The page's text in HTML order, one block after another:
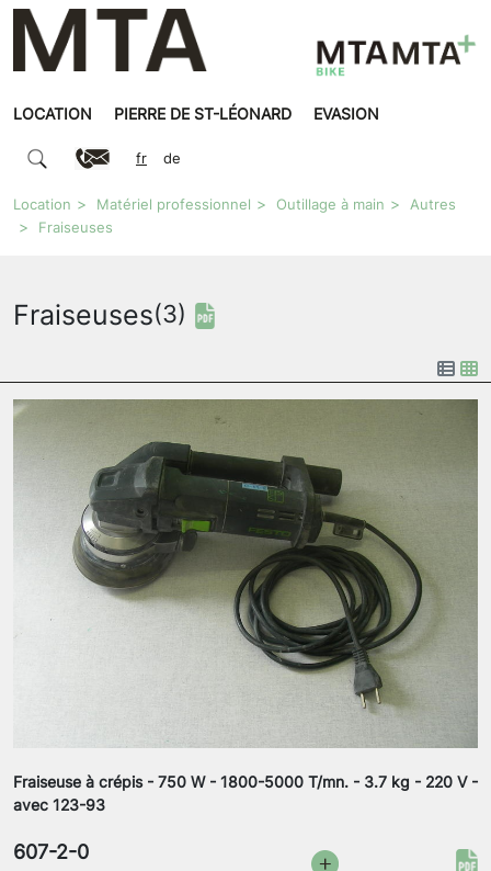
LOCATION PIERRE DE ST-LÉONARD EVASION
fr de
Location Matériel professionnel Outillage à main
Autres
Fraiseuses
Fraiseuses(3)
Fraiseuse à crépis - 750 W - 1800-5000 T/mn. - 3.7 kg - 220 V -
avec 123-93
607-2-0